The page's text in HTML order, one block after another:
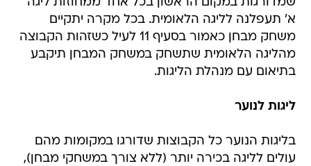
א' תעפלנה לליגה הלאומית. בכל מקרה יתקיים
משחק מבחן כאמור בסעיף 11 לעיל כשזהות הקבוצה
מהליגה הלאומית שתשחק במשחק המבחן תיקבע
בתיאום עם מנהלת הליגות.
ליגות לנוער
בליגות הנוער כל הקבוצות שדורגו במקומות מהם
עולים לליגה בכירה יותר (ללא צורך במשחקי מבחן),